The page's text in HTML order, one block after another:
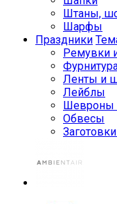
Штаны,
Шарфы
Праздники
Ремувки
Ленты и
Лейблы
Шевроны
Обвесы